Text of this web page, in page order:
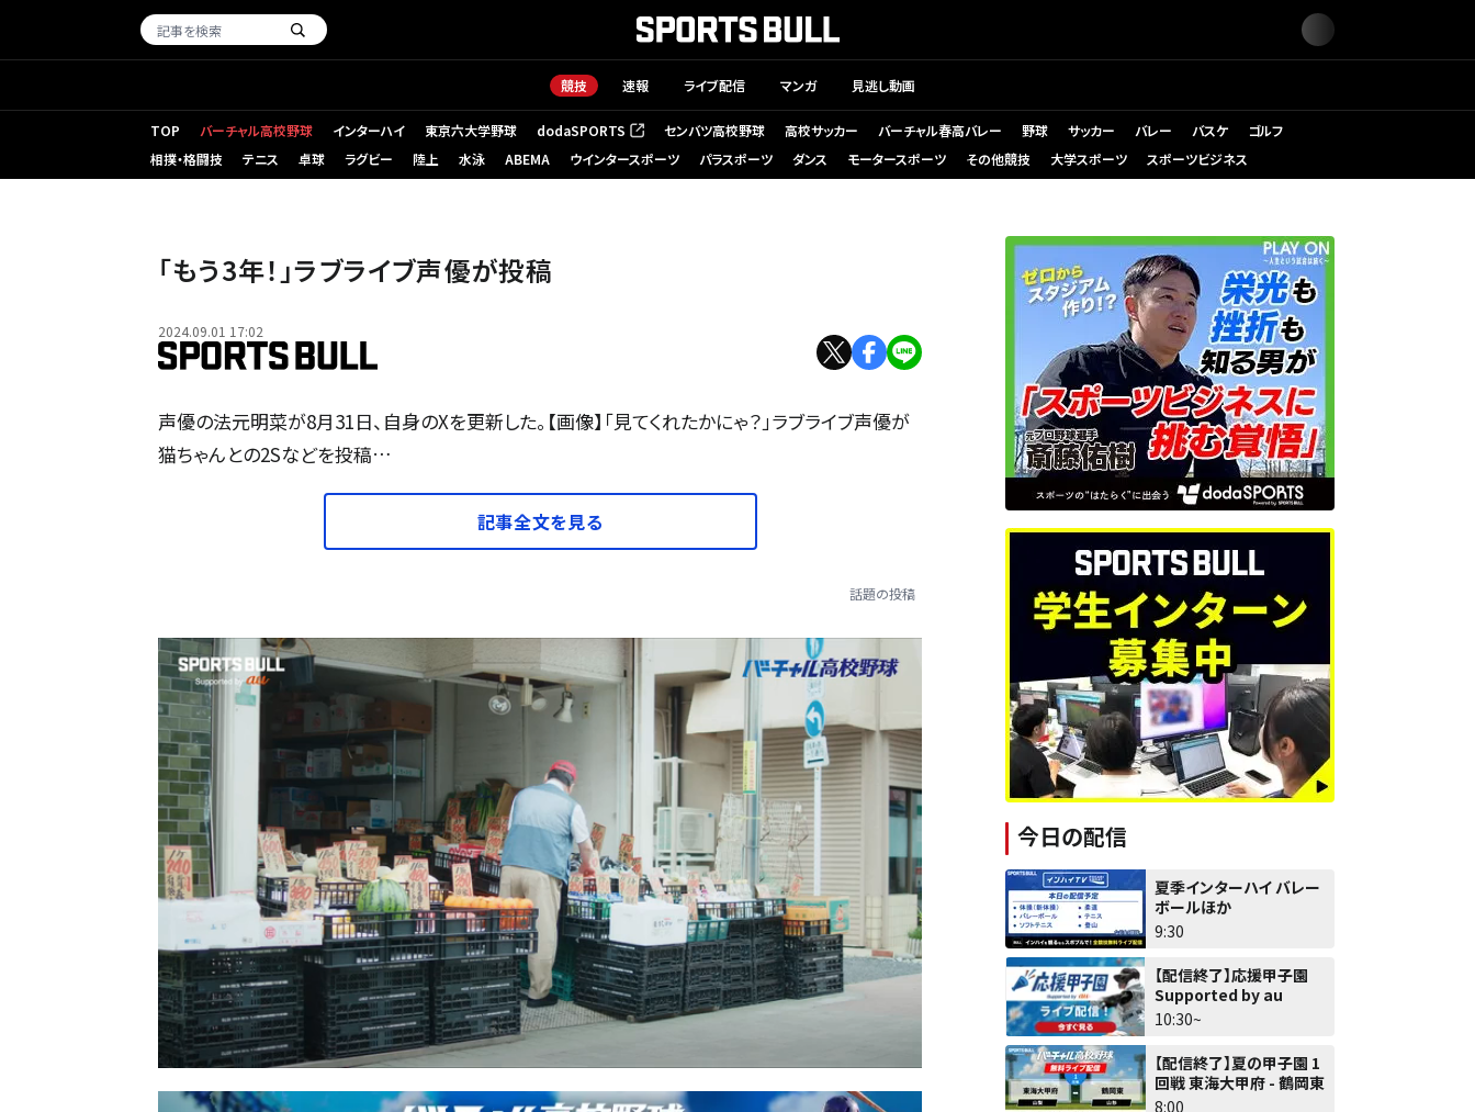
競技 速報 ライブ配信 マンガ 見逃し動画
TOP バーチャル高校野球 インターハイ 東京六大学野球 dodaSPORTS
（新しいタブで開く） センバツ高校野球 高校サッカー バーチャル春高バレー 野球 サッカー バレー バスケ
ゴルフ
相撲・格闘技
テニス 卓球 ラグビー 陸上 水泳 ABEMA ウインタースポーツ パラスポーツ ダンス モータースポーツ その他競技 大学スポーツ スポーツビジネス
「もう3年！」ラブライブ声優が投稿
2024.09.01 17:02
声優の法元明菜が8月31日、自身のXを更新した。【画像】「見てくれたかにゃ？」ラブライブ声優が
猫ちゃんとの2Sなどを投稿…
記事全文を見る
話題の投稿
今日の配信
夏季インターハイ バレー
ボールほか
9:30
【配信終了】応援甲子園
Supported by au
10:30~
【配信終了】夏の甲子園 1
回戦 東海大甲府 - 鶴岡東
8:00